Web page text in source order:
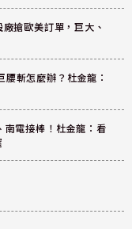
搶歐美訂單，巨大、
腰斬怎麼辦？杜金龍：
南電接棒！杜金龍：看